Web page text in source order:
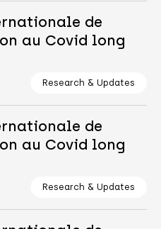
de
au Covid long
Research & Updates
de
au Covid long
Research & Updates